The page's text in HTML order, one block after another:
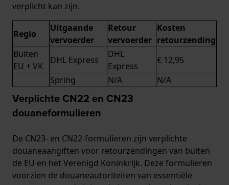
verplicht kan zijn.
Regio
Uitgaande
vervoerder
Retour
vervoerder
Kosten
retourzending
Buiten
EU + VK
DHL Express
DHL
Express
€ 12,95
Spring
N/A N/A
Verplichte CN22 en CN23
douaneformulieren
De CN23- en CN22-formulieren zijn verplichte
douaneaangiften voor retourzendingen van buiten
de EU en het Verenigd Koninkrijk. Deze formulieren
voorzien de douaneautoriteiten van essentiële